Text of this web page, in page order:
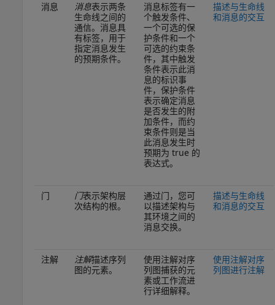
消息 消息表示两条
生命线之间的
通信。消息具
有标签，用于
指定消息发生
的预期条件。
消息标签有一
个触发条件、
一个可选的保
护条件和一个
可选的约束条
件，其中触发
条件表示此消
息的标识事
件，保护条件
表示确定消息
是否发生的附
加条件，而约
束条件则是当
此消息发生时
预期为 true 的
表达式。
描述与生命线
和消息的交互
门 门表示架构层
次结构的根。
通过门，您可
以描述架构与
其环境之间的
消息交换。
描述与生命线
和消息的交互
注解 注解描述序列
图的元素。
使用注解对序
列图捕获的元
素或工作流进
行详细解释。
使用注解对序
列图进行注解